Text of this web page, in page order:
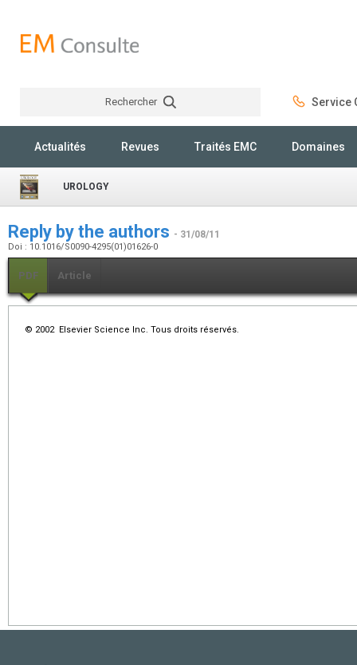
Rechercher Service
Actualités Revues Traités EMC Domaines
UROLOGY
Reply by the authors - 31/08/11
Doi : 10.1016/S0090-4295(01)01626-0
PDF Article
© 2002 Elsevier Science Inc. Tous droits réservés.